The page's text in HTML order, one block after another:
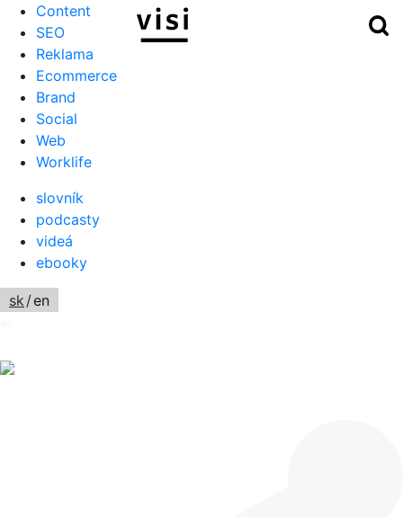
Menu
Content
SEO
Reklama
Ecommerce
Brand
Social
Web
Worklife
slovník
podcasty
videá
ebooky
sk/en